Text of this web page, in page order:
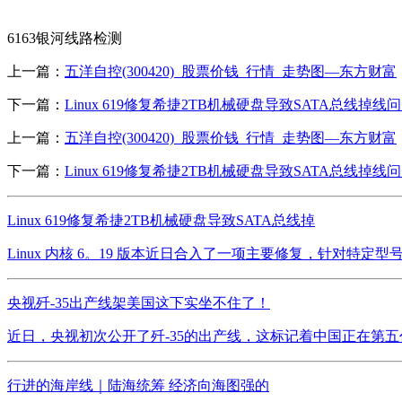
6163银河线路检测
上一篇： 五洋自控(300420)_股票价钱_行情_走势图—东方财富
下一篇： Linux 619修复希捷2TB机械硬盘导致SATA总线掉线
上一篇： 五洋自控(300420)_股票价钱_行情_走势图—东方财富
下一篇： Linux 619修复希捷2TB机械硬盘导致SATA总线掉线
Linux 619修复希捷2TB机械硬盘导致SATA总线掉
Linux 内核 6。19 版本近日合入了一项主要修复，针对特定型
央视歼-35出产线架美国这下实坐不住了！
近日，央视初次公开了歼-35的出产线，这标记着中国正在第
行进的海岸线｜陆海统筹 经济向海图强的